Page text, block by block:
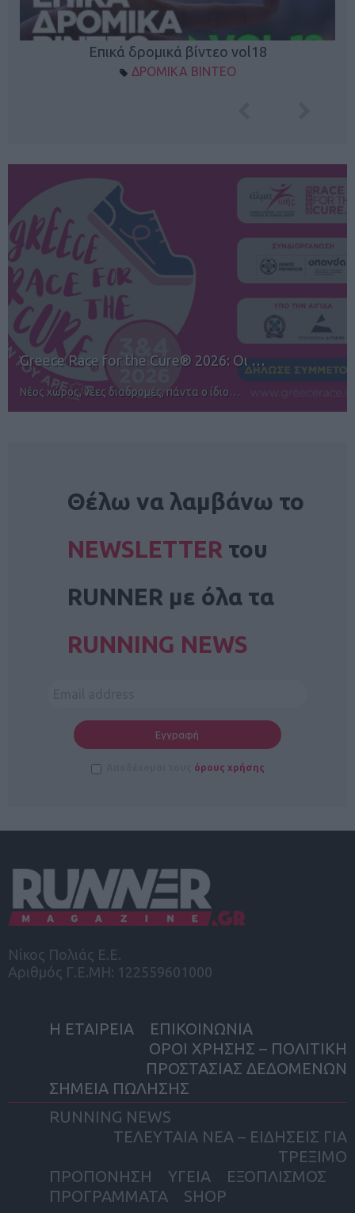
Επικά δρομικά βίντεο vol18
ΔΡΟΜΙΚΑ ΒΙΝΤΕΟ
12ος TUI Rhodes Marathon: Άνοιγμα ε…
Αγώνες για όλους στην Ρόδο
Θέλω να λαμβάνω το
NEWSLETTER του
RUNNER με όλα τα
RUNNING NEWS
όρους χρήσης
Νίκος Πολιάς Ε.Ε.
Αριθμός Γ.Ε.ΜΗ: 122559601000
Η ΕΤΑΙΡΕΙΑ
ΕΠΙΚΟΙΝΩΝΙΑ
ΟΡΟΙ ΧΡΗΣΗΣ – ΠΟΛΙΤΙΚΗ
ΠΡΟΣΤΑΣΙΑΣ ΔΕΔΟΜΕΝΩΝ
ΣΗΜΕΙΑ ΠΩΛΗΣΗΣ
RUNNING NEWS
ΤΕΛΕΥΤΑΙΑ ΝΕΑ – ΕΙΔΗΣΕΙΣ ΓΙΑ
ΤΡΕΞΙΜΟ
ΠΡΟΠΟΝΗΣΗ
ΥΓΕΙΑ
ΕΞΟΠΛΙΣΜΟΣ
ΠΡΟΓΡΑΜΜΑΤΑ
SHOP